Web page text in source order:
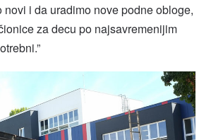
novi i da uradimo nove podne obloge,
za decu po najsavremenijim